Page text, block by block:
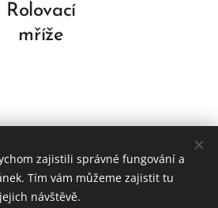
Rolovací
mříže
OKNA s.r.o.
zajistili správné fungování a
Tím vám můžeme zajistit tu
návštěvě.